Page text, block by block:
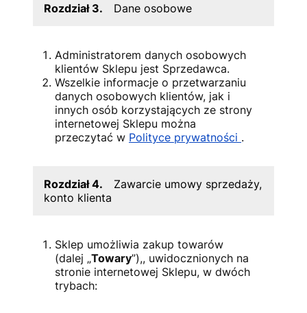
Rozdział 3. Dane osobowe
Administratorem danych osobowych
klientów Sklepu jest Sprzedawca.
Wszelkie informacje o przetwarzaniu
danych osobowych klientów, jak i
innych osób korzystających ze strony
internetowej Sklepu można
przeczytać w Polityce prywatności .
Rozdział 4.
Zawarcie umowy sprzedaży,
konto klienta
Sklep umożliwia zakup towarów
(dalej „Towary”),, uwidocznionych na
stronie internetowej Sklepu, w dwóch
trybach: